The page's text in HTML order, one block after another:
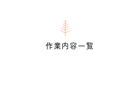
作業内容一覧